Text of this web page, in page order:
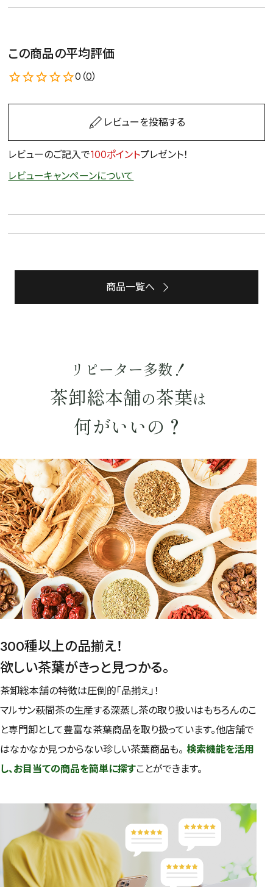
キーワードで探す
水出しお試しルイボスカモミール仙鶴草深蒸し茶業務用 大容量
予算・価格で探す
〜 円
健康茶 ハーブティー
容量を選択
この商品の平均評価
0（0）
レビューを投稿する
レビューのご記入で100ポイントプレゼント！
レビューキャンペーンについて
商品一覧へ
リピーター多数！
茶卸総本舗の茶葉は
何がいいの？
300種以上の品揃え！
欲しい茶葉がきっと見つかる。
茶卸総本舗の特徴は圧倒的「品揃え」！
マルサン萩間茶の生産する深蒸し茶の取り扱いはもちろんのこ
と専門卸として豊富な茶葉商品を取り扱っています。他店舗で
はなかなか見つからない珍しい茶葉商品も。 検索機能を活用
し、お目当ての商品を簡単に探すことができます。